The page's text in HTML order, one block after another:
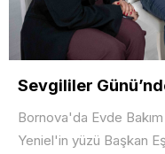
Sevgililer
Bornova'da Evde
Yeniel'in yüzü Başkan